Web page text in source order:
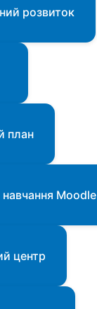
розвиток
план
Moodle
центр